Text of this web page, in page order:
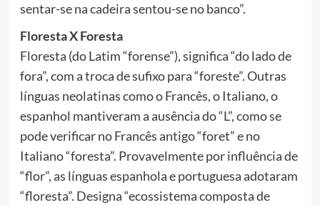
sentar-se na cadeira sentou-se no banco”.
Floresta X Foresta
Floresta (do Latim “forense”), significa “do lado de
fora”, com a troca de sufixo para “foreste”. Outras
línguas neolatinas como o Francês, o Italiano, o
espanhol mantiveram a ausência do “L”, como se
pode verificar no Francês antigo “foret” e no
Italiano “foresta”. Provavelmente por influência de
“flor”, as línguas espanhola e portuguesa adotaram
“floresta”. Designa “ecossistema composta de